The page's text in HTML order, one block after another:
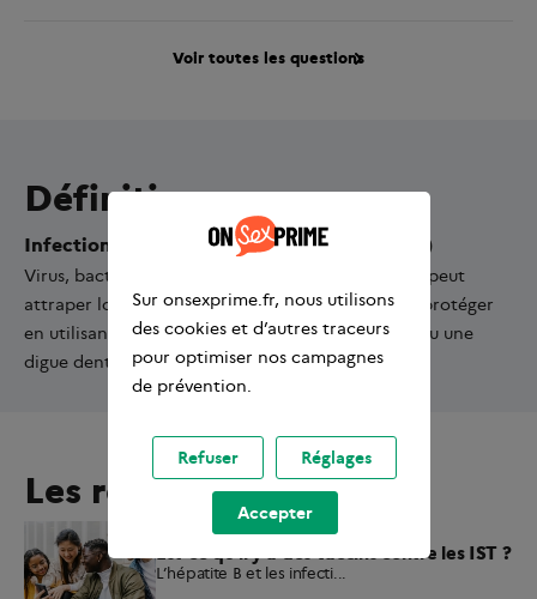
Voir toutes les questions
Définition
Infections sexuellement transmissibles (IST)
Virus, bactéries, champignons ou parasites qu’on peut
attraper lors de relations sexuelles. On peut s’en protéger
en utilisant un préservatif (masculin ou féminin) ou une
digue dentaire.
Les résultats
IST, COMMENT S'EN PROTÉGER ?
Est-ce qu’il y a des vaccins contre les IST ?
L’hépatite B et les infecti...
Sur onsexprime.fr, nous utilisons
des cookies et d’autres traceurs
pour optimiser nos campagnes
de prévention.
Refuser Réglages
Accepter